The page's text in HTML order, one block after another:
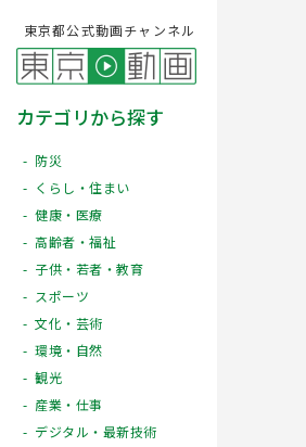
東京都公式動画チャンネル
カテゴリから探す
防災
くらし・住まい
健康・医療
高齢者・福祉
子供・若者・教育
スポーツ
文化・芸術
環境・自然
観光
産業・仕事
デジタル・最新技術